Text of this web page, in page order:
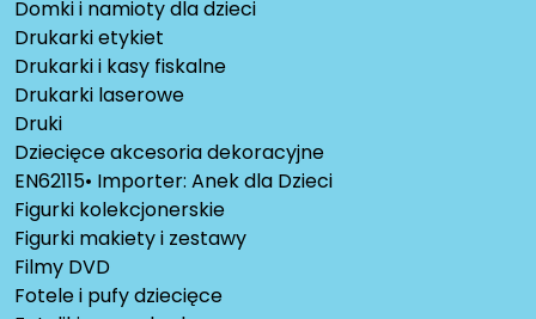
Domki i namioty dla dzieci
Drukarki etykiet
Drukarki i kasy fiskalne
Drukarki laserowe
Druki
Dziecięce akcesoria dekoracyjne
EN62115• Importer: Anek dla Dzieci
Figurki kolekcjonerskie
Figurki makiety i zestawy
Filmy DVD
Fotele i pufy dziecięce